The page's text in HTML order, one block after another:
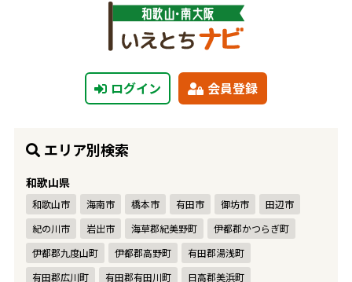
ログイン 会員登録
エリア別検索
和歌山県
和歌山市 海南市 橋本市 有田市 御坊市
田辺市
紀の川市
岩出市 海草郡紀美野町
伊都郡かつらぎ町
伊都郡九度山町
伊都郡高野町
有田郡湯浅町
有田郡広川町
有田郡有田川町
日高郡美浜町